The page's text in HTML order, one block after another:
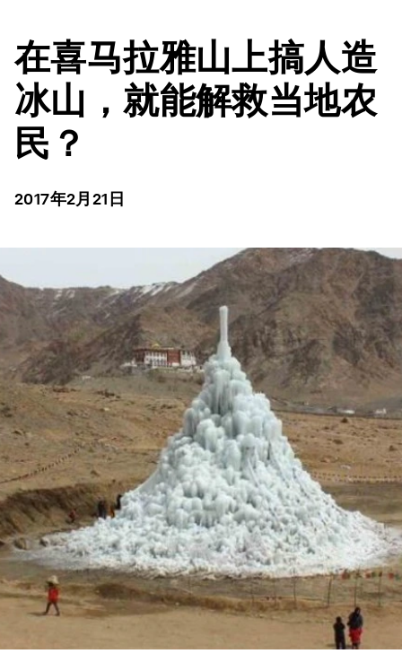
在喜马拉雅山上搞人造
冰山，就能解救当地农
民？
2017年2月21日